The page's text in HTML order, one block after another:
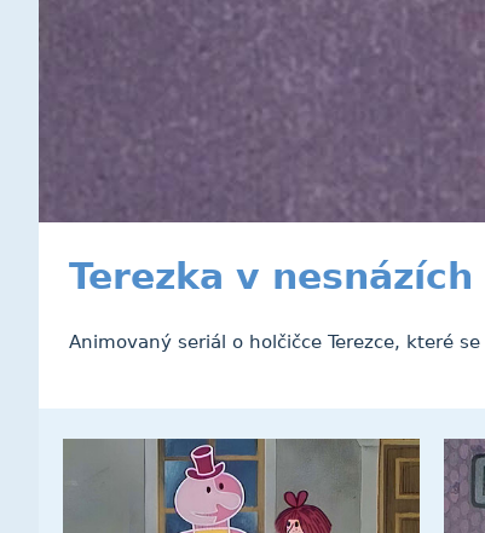
Terezka v
Animovaný seriál o holčičce Terezce, které